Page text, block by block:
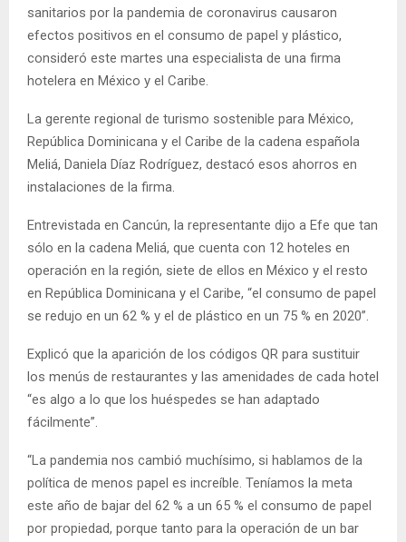
sanitarios por la pandemia de coronavirus causaron
efectos positivos en el consumo de papel y plástico,
consideró este martes una especialista de una firma
hotelera en México y el Caribe.
La gerente regional de turismo sostenible para México,
República Dominicana y el Caribe de la cadena española
Meliá, Daniela Díaz Rodríguez, destacó esos ahorros en
instalaciones de la firma.
Entrevistada en Cancún, la representante dijo a Efe que tan
sólo en la cadena Meliá, que cuenta con 12 hoteles en
operación en la región, siete de ellos en México y el resto
en República Dominicana y el Caribe, “el consumo de papel
se redujo en un 62 % y el de plástico en un 75 % en 2020”.
Explicó que la aparición de los códigos QR para sustituir
los menús de restaurantes y las amenidades de cada hotel
“es algo a lo que los huéspedes se han adaptado
fácilmente”.
“La pandemia nos cambió muchísimo, si hablamos de la
política de menos papel es increíble. Teníamos la meta
este año de bajar del 62 % a un 65 % el consumo de papel
por propiedad, porque tanto para la operación de un bar